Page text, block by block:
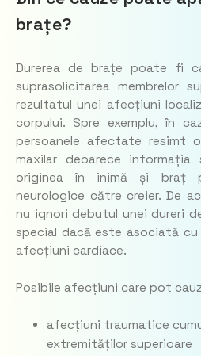
brațe?
Durerea de brațe poate fi
suprasolicitarea membrelor
rezultatul unei afecțiuni
corpului. Spre exemplu, în
persoanele afectate resimt
maxilar deoarece informația
originea în inimă și braț
neurologice către creier. De
nu ignori debutul unei dureri
special dacă este asociată
afecțiuni cardiace.
Posibile afecțiuni care pot
afecțiuni traumatice
extremităților superioare